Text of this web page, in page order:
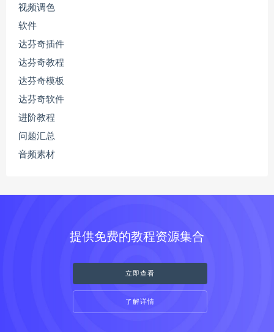
视频调色
软件
达芬奇插件
达芬奇教程
达芬奇模板
达芬奇软件
进阶教程
问题汇总
音频素材
提供免费的教程资源集合
立即查看
了解详情